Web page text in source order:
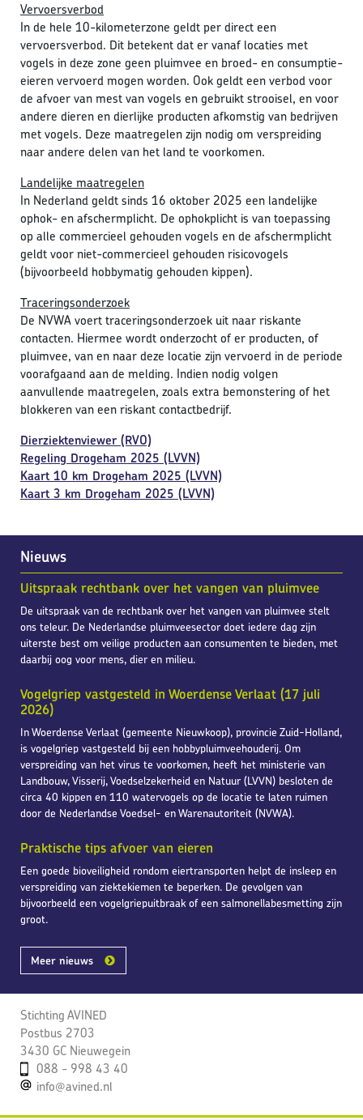
Nieuws
Uitspraak rechtbank over het vangen van pluimvee
De uitspraak van de rechtbank over het vangen van pluimvee stelt
ons teleur. De Nederlandse pluimveesector doet iedere dag zijn
uiterste best om veilige producten aan consumenten te bieden, met
daarbij oog voor mens, dier en milieu.
Vogelgriep vastgesteld in Woerdense Verlaat (17 juli
2026)
In Woerdense Verlaat (gemeente Nieuwkoop), provincie Zuid-Holland,
is vogelgriep vastgesteld bij een hobbypluimveehouderij. Om
verspreiding van het virus te voorkomen, heeft het ministerie van
Landbouw, Visserij, Voedselzekerheid en Natuur (LVVN) besloten de
circa 40 kippen en 110 watervogels op de locatie te laten ruimen
door de Nederlandse Voedsel- en Warenautoriteit (NVWA).
Praktische tips afvoer van eieren
Een goede bioveiligheid rondom eiertransporten helpt de insleep en
verspreiding van ziektekiemen te beperken. De gevolgen van
bijvoorbeeld een vogelgriepuitbraak of een salmonellabesmetting zijn
groot.
Meer nieuws
Stichting AVINED
Postbus 2703
3430 GC Nieuwegein
088 - 998 43 40
info@avined.nl
Vervoersverbod
In de hele 10-kilometerzone geldt per direct een
vervoersverbod. Dit betekent dat er vanaf locaties met
vogels in deze zone geen pluimvee en broed- en consumptie-
eieren vervoerd mogen worden. Ook geldt een verbod voor
de afvoer van mest van vogels en gebruikt strooisel, en voor
andere dieren en dierlijke producten afkomstig van bedrijven
met vogels. Deze maatregelen zijn nodig om verspreiding
naar andere delen van het land te voorkomen.
Landelijke maatregelen
In Nederland geldt sinds 16 oktober 2025 een landelijke
ophok- en afschermplicht. De ophokplicht is van toepassing
op alle commercieel gehouden vogels en de afschermplicht
geldt voor niet-commercieel gehouden risicovogels
(bijvoorbeeld hobbymatig gehouden kippen).
Traceringsonderzoek
De NVWA voert traceringsonderzoek uit naar riskante
contacten. Hiermee wordt onderzocht of er producten, of
pluimvee, van en naar deze locatie zijn vervoerd in de periode
voorafgaand aan de melding. Indien nodig volgen
aanvullende maatregelen, zoals extra bemonstering of het
blokkeren van een riskant contactbedrijf.
Dierziektenviewer (RVO)
Regeling Drogeham 2025 (LVVN)
Kaart 10 km Drogeham 2025 (LVVN)
Kaart 3 km Drogeham 2025 (LVVN)